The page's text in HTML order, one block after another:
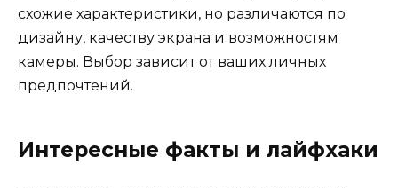
схожие характеристики, но различаются по
дизайну, качеству экрана и возможностям
камеры. Выбор зависит от ваших личных
предпочтений.
Интересные факты и лайфхаки